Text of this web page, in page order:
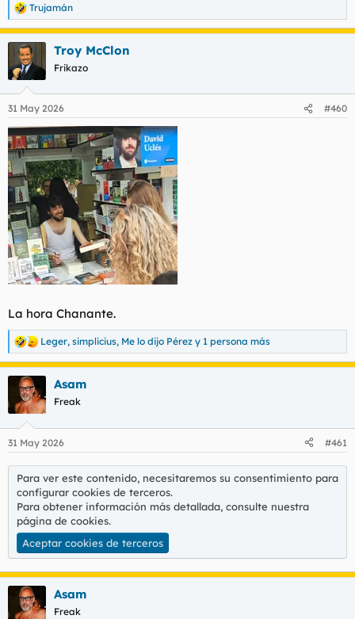
R
e
a
c
i
e
s
:
Trujamán
Troy McClon
Frikazo
31 May 2026 #460
La hora Chanante.
R
e
i
e
Leger, simplicius, Me lo dijo Pérez y 1 persona más
Asam
Freak
31 May 2026 #461
Para ver este contenido, necesitaremos su consentimiento para
configurar cookies de terceros.
Para obtener información más detallada, consulte nuestra
página de cookies.
Aceptar cookies de terceros
Asam
Freak